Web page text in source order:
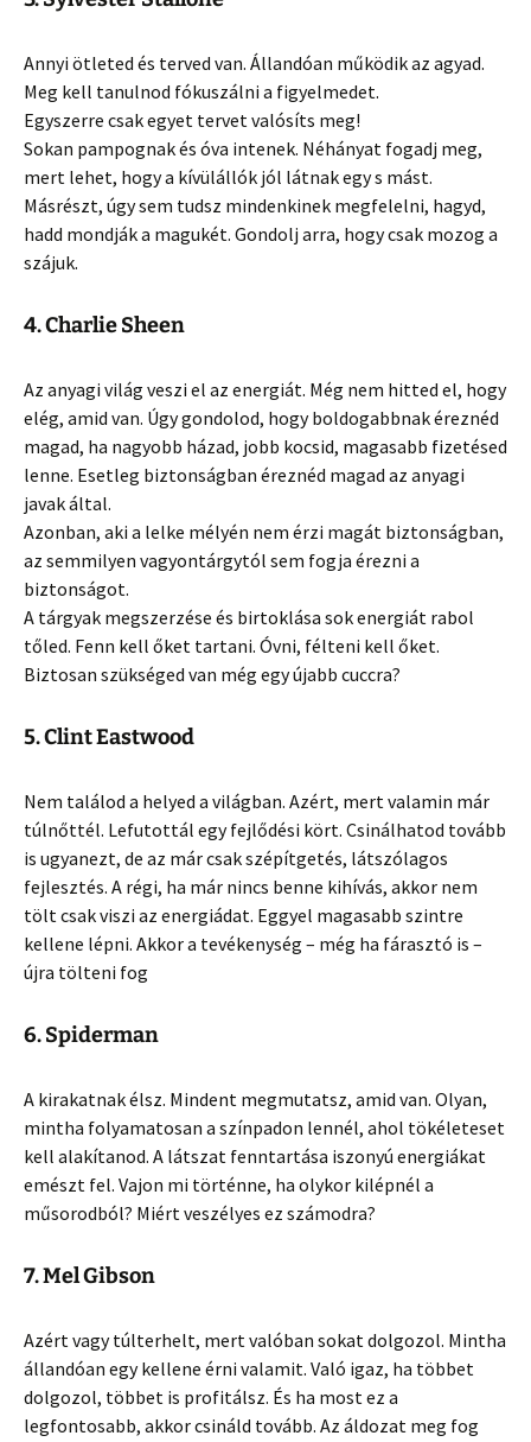
Annyi ötleted és terved van. Állandóan működik az agyad.
Meg kell tanulnod fókuszálni a figyelmedet.
Egyszerre csak egyet tervet valósíts meg!
Sokan pampognak és óva intenek. Néhányat fogadj meg,
mert lehet, hogy a kívülállók jól látnak egy s mást.
Másrészt, úgy sem tudsz mindenkinek megfelelni, hagyd,
hadd mondják a magukét. Gondolj arra, hogy csak mozog a
szájuk.
4. Charlie Sheen
Az anyagi világ veszi el az energiát. Még nem hitted el, hogy
elég, amid van. Úgy gondolod, hogy boldogabbnak éreznéd
magad, ha nagyobb házad, jobb kocsid, magasabb fizetésed
lenne. Esetleg biztonságban éreznéd magad az anyagi
javak által.
Azonban, aki a lelke mélyén nem érzi magát biztonságban,
az semmilyen vagyontárgytól sem fogja érezni a
biztonságot.
A tárgyak megszerzése és birtoklása sok energiát rabol
tőled. Fenn kell őket tartani. Óvni, félteni kell őket.
Biztosan szükséged van még egy újabb cuccra?
5. Clint Eastwood
Nem találod a helyed a világban. Azért, mert valamin már
túlnőttél. Lefutottál egy fejlődési kört. Csinálhatod tovább
is ugyanezt, de az már csak szépítgetés, látszólagos
fejlesztés. A régi, ha már nincs benne kihívás, akkor nem
tölt csak viszi az energiádat. Eggyel magasabb szintre
kellene lépni. Akkor a tevékenység – még ha fárasztó is –
újra tölteni fog
6. Spiderman
A kirakatnak élsz. Mindent megmutatsz, amid van. Olyan,
mintha folyamatosan a színpadon lennél, ahol tökéleteset
kell alakítanod. A látszat fenntartása iszonyú energiákat
emészt fel. Vajon mi történne, ha olykor kilépnél a
műsorodból? Miért veszélyes ez számodra?
7. Mel Gibson
Azért vagy túlterhelt, mert valóban sokat dolgozol. Mintha
állandóan egy kellene érni valamit. Való igaz, ha többet
dolgozol, többet is profitálsz. És ha most ez a
legfontosabb, akkor csináld tovább. Az áldozat meg fog